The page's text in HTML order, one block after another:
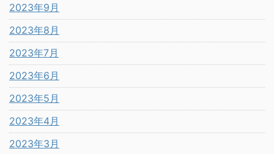
2023年9月
2023年8月
2023年7月
2023年6月
2023年5月
2023年4月
2023年3月